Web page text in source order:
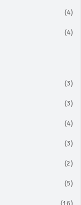
(4)
(4)
(3)
(3)
(4)
(3)
(2)
(5)
(16)